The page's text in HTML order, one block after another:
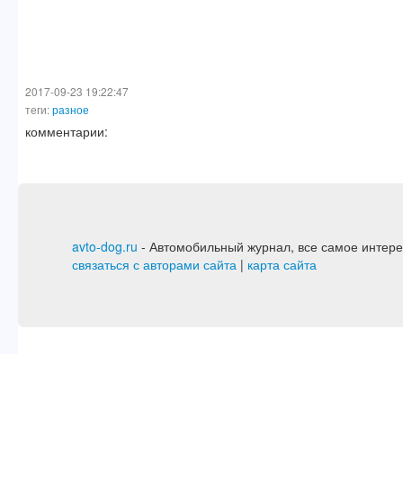
2017-09-23 19:22:47
теги:разное
комментарии:
avto-dog.ru - Автомобильный журнал, все самое
связаться с авторами сайта | карта сайта